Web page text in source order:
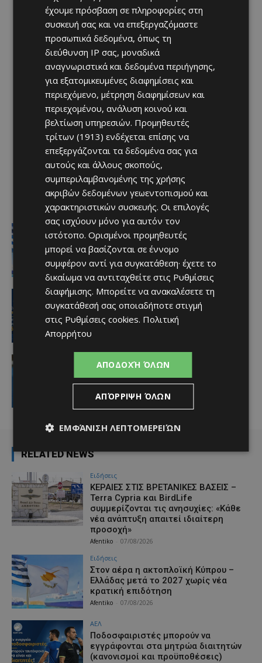
Ειδήσεις
Στον αέρα η ακτοπλοϊκή Κύπρου –
Ελλάδας μετά το 2027 χωρίς νέα
κρατική επιδότηση
Afentiko 07/08/2026
ΑΕΛ
Ποδοσφαιριστές μπορούν να
εγγράφονται στα μητρώα διαιτητών
(κανονισμοί και προϋποθέσεις)
Afentiko
«Η αγάπη μου για την ΑΕΛ δεν μπορεί
να σταματήσει – Μια μέρα θα
Afentiko - 07/08/2026
RELATED NEWS
Ειδήσεις
ΚΕΡΑΙΕΣ ΣΤΙΣ ΒΡΕΤΑΝΙΚΕΣ ΒΑΣΕΙΣ –
Terra Cypria και BirdLife
συμμερίζονται τις ανησυχίες: «Κάθε
νέα ανάπτυξη απαιτεί ιδιαίτερη
προσοχή»
Afentiko 07/08/2026
Ειδήσεις
Στον αέρα η ακτοπλοϊκή Κύπρου –
Ελλάδας μετά το 2027 χωρίς νέα
κρατική επιδότηση
Afentiko 07/08/2026
ΑΕΛ
Ποδοσφαιριστές μπορούν να
εγγράφονται στα μητρώα διαιτητών
(κανονισμοί και προϋποθέσεις)
έχουμε πρόσβαση σε πληροφορίες στη
συσκευή σας και να επεξεργαζόμαστε
προσωπικά δεδομένα, όπως τη
διεύθυνση IP σας, μοναδικά
αναγνωριστικά και δεδομένα περιήγησης,
για εξατομικευμένες διαφημίσεις και
περιεχόμενο, μέτρηση διαφημίσεων και
περιεχομένου, ανάλυση κοινού και
βελτίωση υπηρεσιών. Προμηθευτές
τρίτων (1913) ενδέχεται επίσης να
επεξεργάζονται τα δεδομένα σας για
αυτούς και άλλους σκοπούς,
συμπεριλαμβανομένης της χρήσης
ακριβών δεδομένων γεωεντοπισμού και
χαρακτηριστικών συσκευής. Οι επιλογές
σας ισχύουν μόνο για αυτόν τον
ιστότοπο. Ορισμένοι προμηθευτές
μπορεί να βασίζονται σε έννομο
συμφέρον αντί για συγκατάθεση· έχετε το
δικαίωμα να αντιταχθείτε στις Ρυθμίσεις
διαφήμισης. Μπορείτε να ανακαλέσετε τη
συγκατάθεσή σας οποιαδήποτε στιγμή
στις Ρυθμίσεις cookies. Πολιτική
Απορρήτου
ΑΠΟΔΟΧΉ ΌΛΩΝ
ΑΠΌΡΡΙΨΗ ΌΛΩΝ
ΕΜΦΆΝΙΣΗ ΛΕΠΤΟΜΕΡΕΙΏΝ